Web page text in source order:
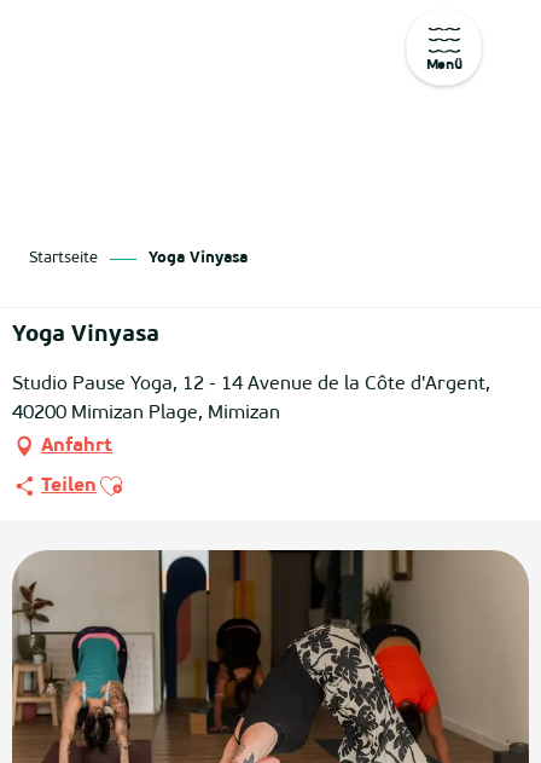
Menü
Startseite Yoga Vinyasa
Yoga Vinyasa
Studio Pause Yoga, 12 - 14 Avenue de la Côte d'Argent,
40200 Mimizan Plage, Mimizan
Anfahrt
Teilen Ajouter aux favoris